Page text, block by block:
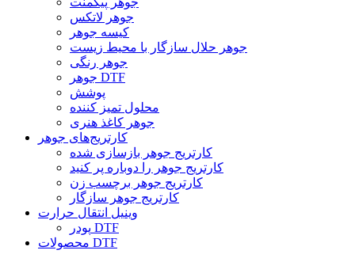
جوهر لاتکس
کیسه جوهر
جوهر حلال سازگار با محیط زیست
جوهر رنگی
جوهر DTF
پوشش
محلول تمیز کننده
جوهر کاغذ هنری
کارتریج‌های جوهر
کارتریج جوهر بازسازی شده
کارتریج جوهر را دوباره پر کنید
کارتریج جوهر برچسب زن
کارتریج جوهر سازگار
وینیل انتقال حرارت
پودر DTF
محصولات DTF